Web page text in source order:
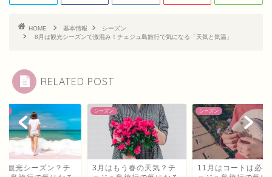
HOME 基本情報
シーズン
8月は観光シーズンで激混み！チェジュ島旅行で気になる「天気と気温」
RELATED POST
観光シーズン？チ
シーズン
3月はもう春の天気？チ
シーズン
11月はコートは必要